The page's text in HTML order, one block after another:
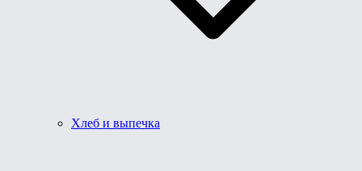
Хлеб и выпечка